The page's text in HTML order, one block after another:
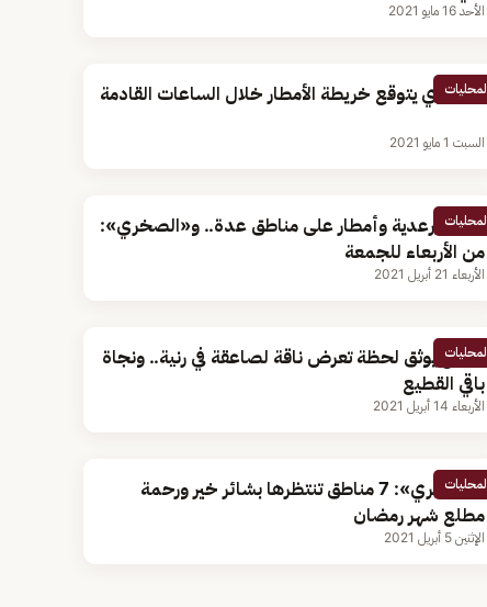
الأحد 16 مايو 2021
المحليات
الصخري يتوقع خريطة الأمطار خلال الساعات القادمة
السبت 1 مايو 2021
المحليات
سحب رعدية وأمطار على مناطق عدة.. و«الصخري»:
من الأربعاء للجمعة
الأربعاء 21 أبريل 2021
المحليات
مقطع يوثق لحظة تعرض ناقة لصاعقة في رنية.. ونجاة
باقي القطيع
الأربعاء 14 أبريل 2021
المحليات
«الصخري»: 7 مناطق تنتظرها بشائر خير ورحمة
مطلع شهر رمضان
الإثنين 5 أبريل 2021